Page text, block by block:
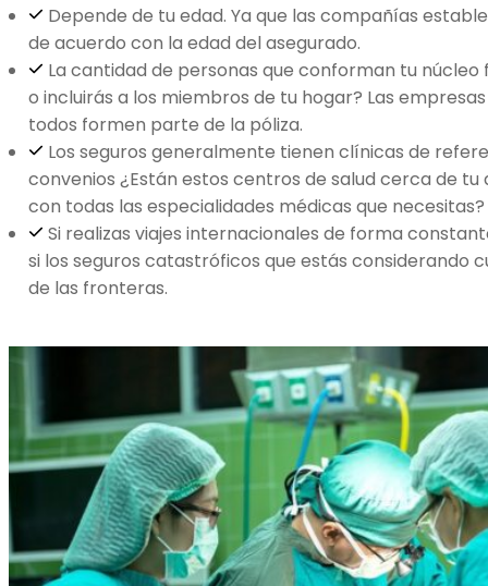
Depende de tu edad. Ya que las compañías
de acuerdo con la edad del asegurado.
La cantidad de personas que conforman tu núcleo
o incluirás a los miembros de tu hogar? Las
todos formen parte de la póliza.
Los seguros generalmente tienen clínicas de
convenios ¿Están estos centros de salud cerca de
con todas las especialidades médicas que necesitas?
Si realizas viajes internacionales de forma
si los seguros catastróficos que estás considerando
de las fronteras.